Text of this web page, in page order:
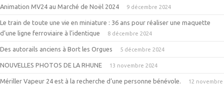
Animation MV24 au Marché de Noël 2024 9 décembre 2024
Le train de toute une vie en miniature : 36 ans pour réaliser une maquette
d’une ligne ferroviaire à l’identique
8 décembre 2024
Des autorails anciens à Bort les Orgues 5 décembre 2024
NOUVELLES PHOTOS DE LA RHUNE 13 novembre 2024
Mériller Vapeur 24 est à la recherche d’une personne bénévole.
12 novembre